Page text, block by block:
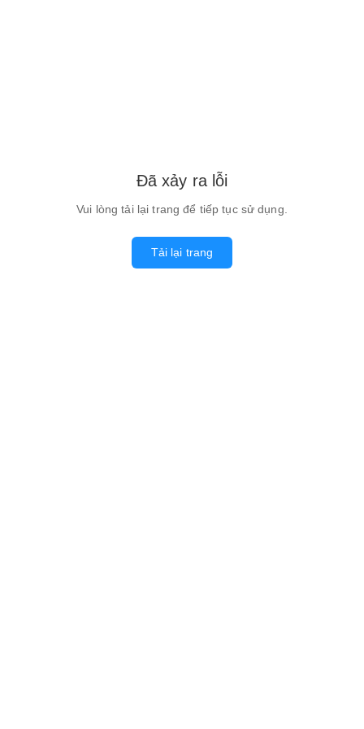
Đã xảy ra lỗi
Vui lòng tải lại trang để tiếp tục sử dụng.
Tải lại trang